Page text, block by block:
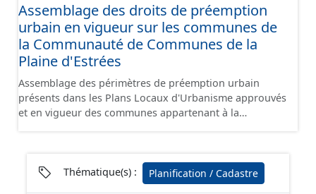
Assemblage des droits de préemption
urbain en vigueur sur les communes de
la Communauté de Communes de la
Plaine d'Estrées
Assemblage des périmètres de préemption urbain
présents dans les Plans Locaux d'Urbanisme approuvés
et en vigueur des communes appartenant à la
portée à la création de ces données, il est rappelé que
seuls les documents papiers font foi et sont
Thématique(s) : Planification / Cadastre